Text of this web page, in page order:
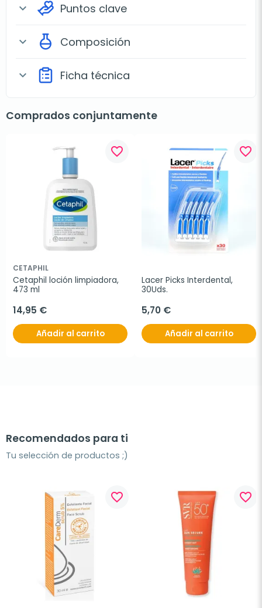
expand_more Puntos clave
expand_more Composición
expand_more Ficha técnica
Comprados conjuntamente
favorite_border
CETAPHIL
Cetaphil loción limpiadora,
473 ml
14,95 €
Añadir al carrito
favorite_border
Lacer Picks Interdental,
30Uds.
5,70 €
Añadir al carrito
Recomendados para ti
Tu selección de productos ;)
favorite_border favorite_border